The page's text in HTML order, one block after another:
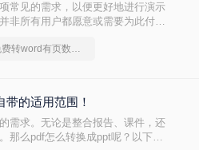
常见的需求，以便更好地进行演示
非所有用户都愿意或需要为此付
pdf文件免费转word有页数限制
的适用范围！
需求。无论是整合报告、课件，还
那么pdf怎么转换成ppt呢？以下是